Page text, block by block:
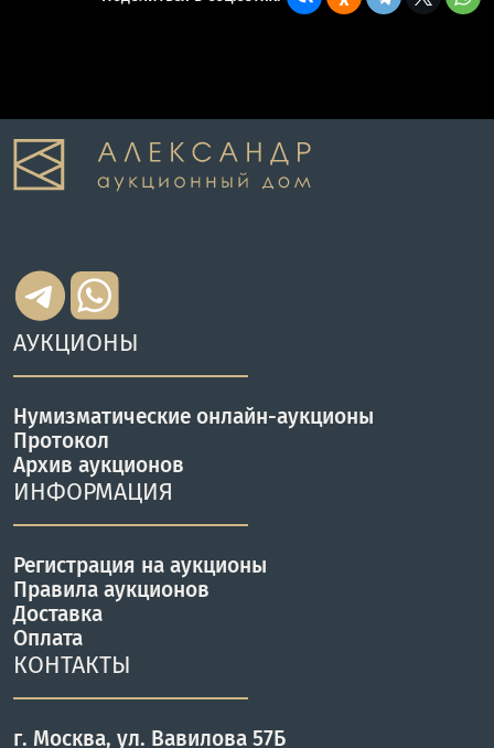
АУКЦИОНЫ
Нумизматические онлайн-аукционы
Протокол
Архив аукционов
ИНФОРМАЦИЯ
Регистрация на аукционы
Правила аукционов
Доставка
Оплата
КОНТАКТЫ
г. Москва, ул. Вавилова 57Б